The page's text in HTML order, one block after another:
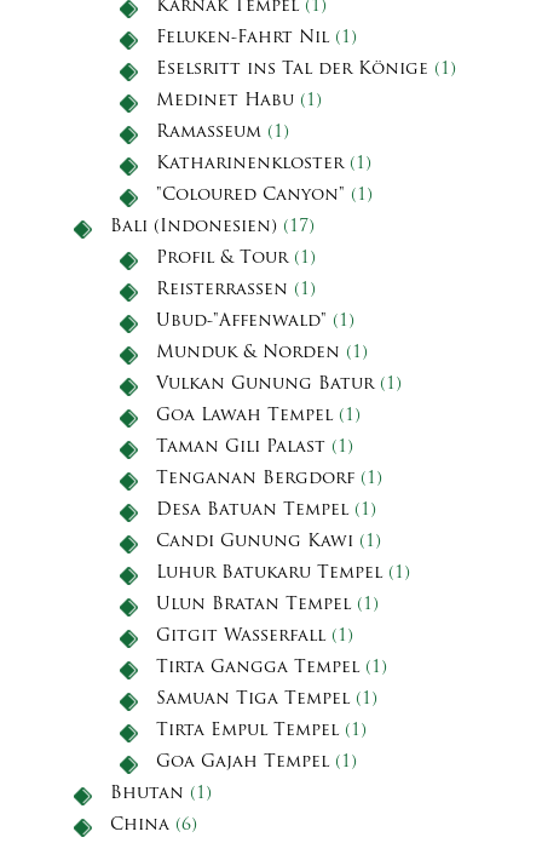
Karnak Tempel (1)
Feluken-Fahrt Nil (1)
Eselsritt ins Tal der Könige (1)
Medinet Habu (1)
Ramasseum (1)
Katharinenkloster(1)
"Coloured Canyon" (1)
Bali (Indonesien) (17)
Profil & Tour(1)
Reisterrassen (1)
Ubud-"Affenwald" (1)
Munduk & Norden (1)
Vulkan Gunung Batur(1)
Goa Lawah Tempel (1)
Taman Gili Palast (1)
Tenganan Bergdorf (1)
Desa Batuan Tempel (1)
Candi Gunung Kawi (1)
Luhur Batukaru Tempel (1)
Ulun Bratan Tempel (1)
Gitgit Wasserfall (1)
Tirta Gangga Tempel (1)
Samuan Tiga Tempel (1)
Tirta Empul Tempel (1)
Goa Gajah Tempel (1)
Bhutan (1)
China (6)